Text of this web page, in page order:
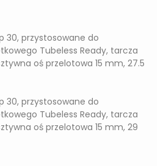
30, przystosowane do
Tubeless Ready, tarcza
oś przelotowa 15 mm, 27.5
30, przystosowane do
Tubeless Ready, tarcza
oś przelotowa 15 mm, 29